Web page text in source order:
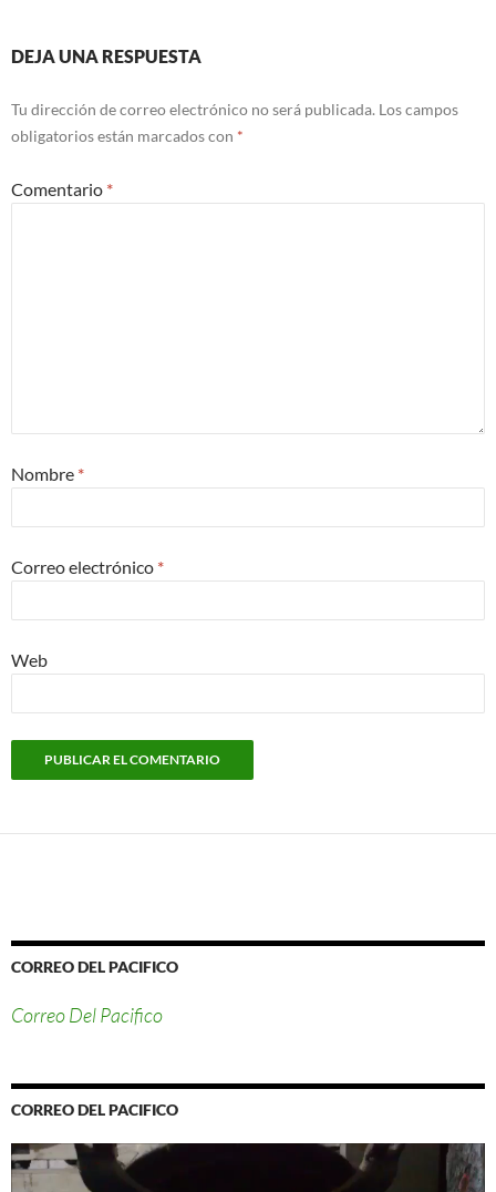
DEJA UNA RESPUESTA
Tu dirección de correo electrónico no será publicada. Los campos
obligatorios están marcados con *
Comentario *
Nombre *
Correo electrónico *
Web
CORREO DEL PACIFICO
Correo Del Pacifico
CORREO DEL PACIFICO